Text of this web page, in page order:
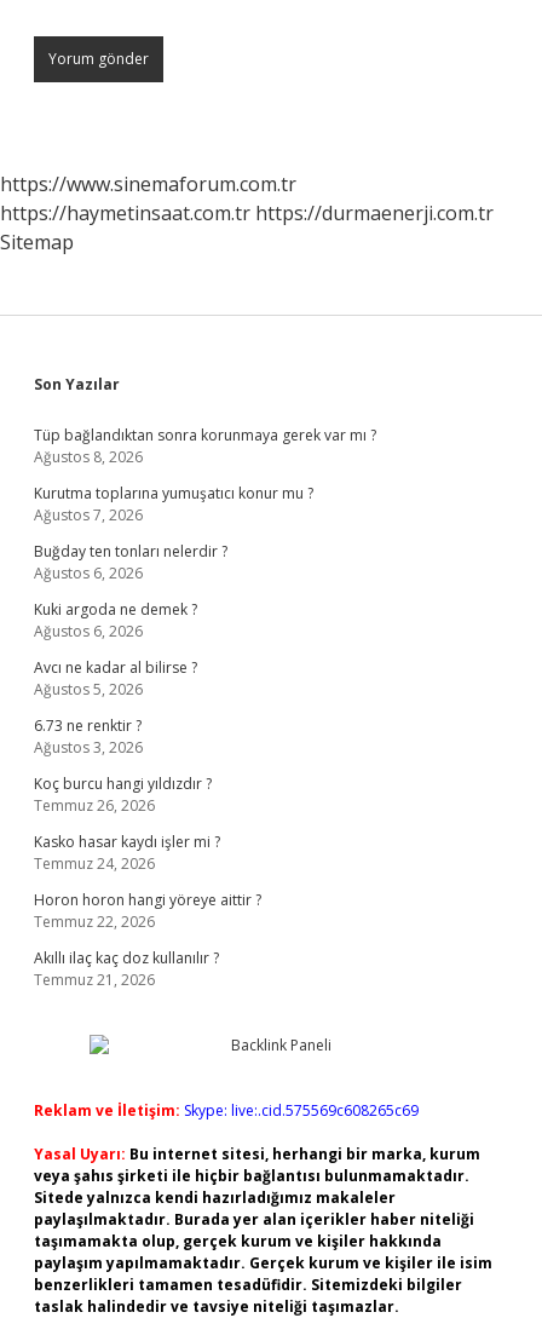
https://www.sinemaforum.com.tr
https://haymetinsaat.com.tr https://durmaenerji.com.tr
Sitemap
Sidebar
Son Yazılar
Tüp bağlandıktan sonra korunmaya gerek var mı ?
Ağustos 8, 2026
Kurutma toplarına yumuşatıcı konur mu ?
Ağustos 7, 2026
Buğday ten tonları nelerdir ?
Ağustos 6, 2026
Kuki argoda ne demek ?
Ağustos 6, 2026
Avcı ne kadar al bilirse ?
Ağustos 5, 2026
6.73 ne renktir ?
Ağustos 3, 2026
Koç burcu hangi yıldızdır ?
Temmuz 26, 2026
Kasko hasar kaydı işler mi ?
Temmuz 24, 2026
Horon horon hangi yöreye aittir ?
Temmuz 22, 2026
Akıllı ilaç kaç doz kullanılır ?
Temmuz 21, 2026
Reklam ve İletişim: Skype: live:.cid.575569c608265c69
Yasal Uyarı: Bu internet sitesi, herhangi bir marka, kurum
veya şahıs şirketi ile hiçbir bağlantısı bulunmamaktadır.
Sitede yalnızca kendi hazırladığımız makaleler
paylaşılmaktadır. Burada yer alan içerikler haber niteliği
taşımamakta olup, gerçek kurum ve kişiler hakkında
paylaşım yapılmamaktadır. Gerçek kurum ve kişiler ile isim
benzerlikleri tamamen tesadüfidir. Sitemizdeki bilgiler
taslak halindedir ve tavsiye niteliği taşımazlar.